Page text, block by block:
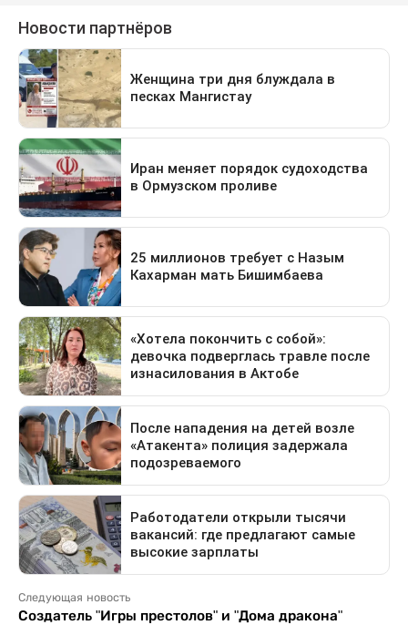
Следующая новость
Создатель "Игры престолов" и "Дома дракона"